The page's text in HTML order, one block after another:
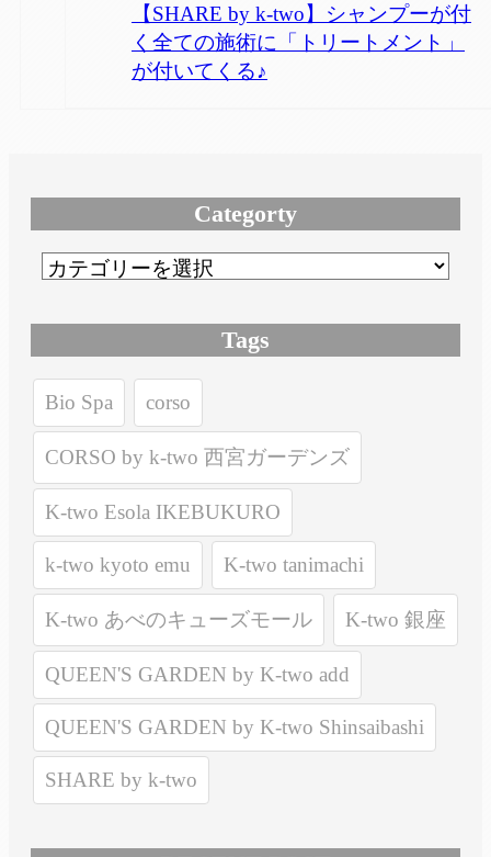
【SHARE by k-two】シャンプーが付
く全ての施術に「トリートメント」
が付いてくる♪
Categorty
Tags
Bio Spa corso
CORSO by k-two 西宮ガーデンズ
K-two Esola IKEBUKURO
k-two kyoto emu K-two tanimachi
K-two あべのキューズモール K-two 銀座
QUEEN'S GARDEN by K-two add
QUEEN'S GARDEN by K-two Shinsaibashi
SHARE by k-two